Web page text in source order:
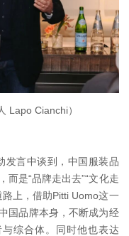
Lapo Cianchi）
发言中谈到，中国服装品
而是“品牌走出去”“文化走
路上，借助Pitti Uomo这一
国品牌本身，不断成为经
综合体。同时他也表达